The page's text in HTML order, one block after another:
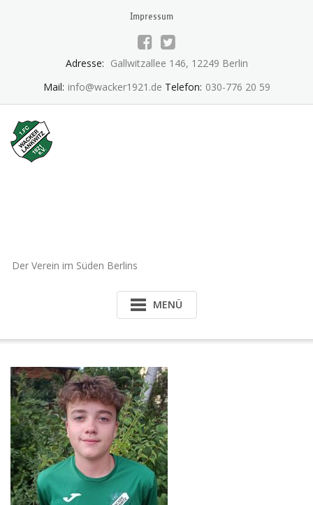
Impressum
Adresse: Gallwitzallee 146, 12249 Berlin
Mail: info@wacker1921.de Telefon: 030-776 20 59
Der Verein im Süden Berlins
MENÜ